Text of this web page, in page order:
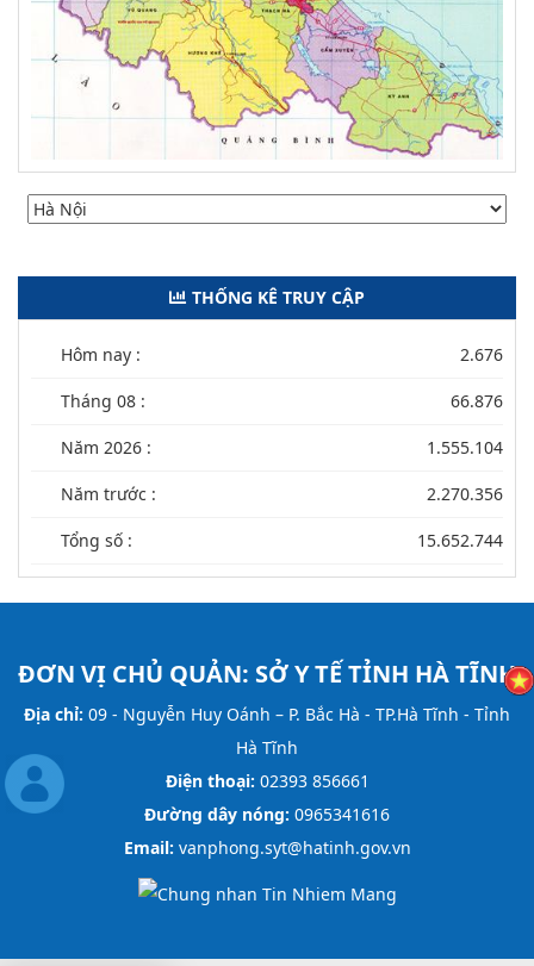
THỐNG KÊ TRUY CẬP
Hôm nay : 2.676
Tháng 08 : 66.876
Năm 2026 : 1.555.104
Năm trước : 2.270.356
Tổng số : 15.652.744
ĐƠN VỊ CHỦ QUẢN: SỞ Y TẾ TỈNH HÀ TĨNH
Địa chỉ: 09 - Nguyễn Huy Oánh – P. Bắc Hà - TP.Hà Tĩnh - Tỉnh
Hà Tĩnh
Điện thoại: 02393 856661
Đường dây nóng: 0965341616
Email: vanphong.syt@hatinh.gov.vn